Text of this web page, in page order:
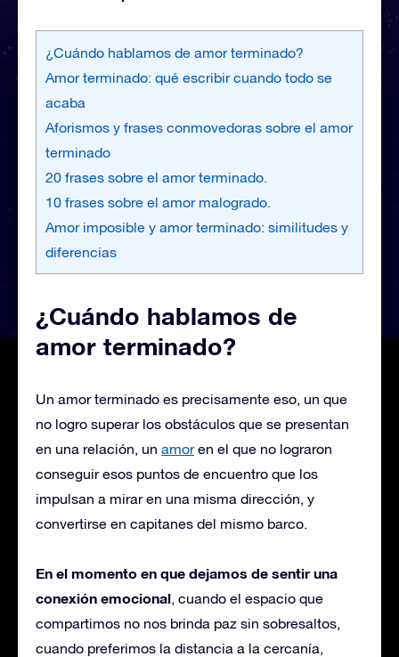
¿Cuándo hablamos de amor terminado?
Amor terminado: qué escribir cuando todo se
acaba
Aforismos y frases conmovedoras sobre el amor
terminado
20 frases sobre el amor terminado.
10 frases sobre el amor malogrado.
Amor imposible y amor terminado: similitudes y
diferencias
¿Cuándo hablamos de
amor terminado?
Un amor terminado es precisamente eso, un que
no logro superar los obstáculos que se presentan
en una relación, un amoren el que no lograron
conseguir esos puntos de encuentro que los
impulsan a mirar en una misma dirección, y
convertirse en capitanes del mismo barco.
En el momento en que dejamos de sentir una
conexión emocional, cuando el espacio que
compartimos no nos brinda paz sin sobresaltos,
cuando preferimos la distancia a la cercanía,